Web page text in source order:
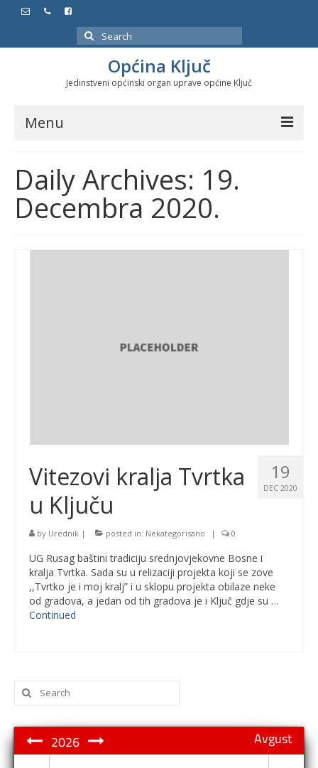
Search
for:
Općina Ključ
Jedinstveni općinski organ uprave općine Ključ
Menu
Službeni glasnici
Javne nabavke
Značajni datumi i manifestacije
Daily Archives: 19.
Decembra 2020.
19
DEC 2020
Vitezovi kralja Tvrtka
u Ključu
by Urednik | posted in: Nekategorisano | 0
UG Rusag baštini tradiciju srednjovjekovne Bosne i
kralja Tvrtka. Sada su u relizaciji projekta koji se zove
,,Tvrtko je i moj kralj” i u sklopu projekta obilaze neke
od gradova, a jedan od tih gradova je i Ključ gdje su …
Continued
Search
for:
Avgust
2026